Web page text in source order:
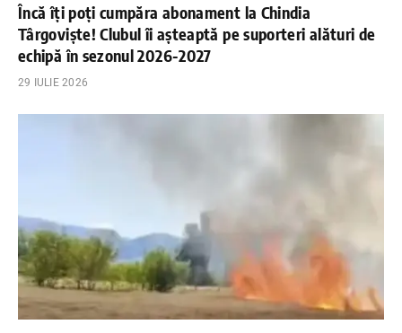
Încă îți poți cumpăra abonament la Chindia
Târgoviște! Clubul îi așteaptă pe suporteri alături de
echipă în sezonul 2026-2027
29 IULIE 2026